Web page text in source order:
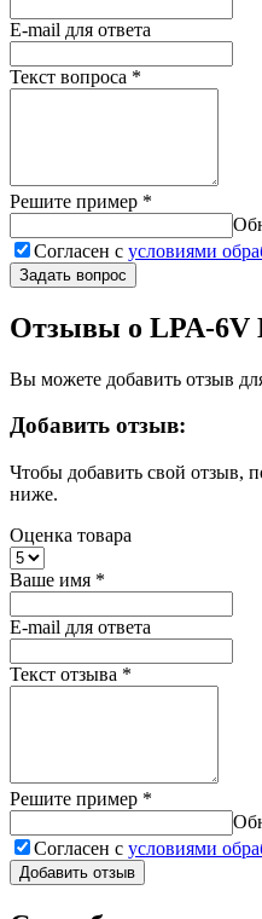
E-mail для ответа
Текст вопроса *
Решите пример *
Согласен с условиями
Задать вопрос
Отзывы о LPA-6V
Вы можете добавить отзыв
Добавить отзыв:
Чтобы добавить свой отзыв,
ниже.
Оценка товара
Ваше имя *
E-mail для ответа
Текст отзыва *
Решите пример *
Согласен с условиями
Добавить отзыв